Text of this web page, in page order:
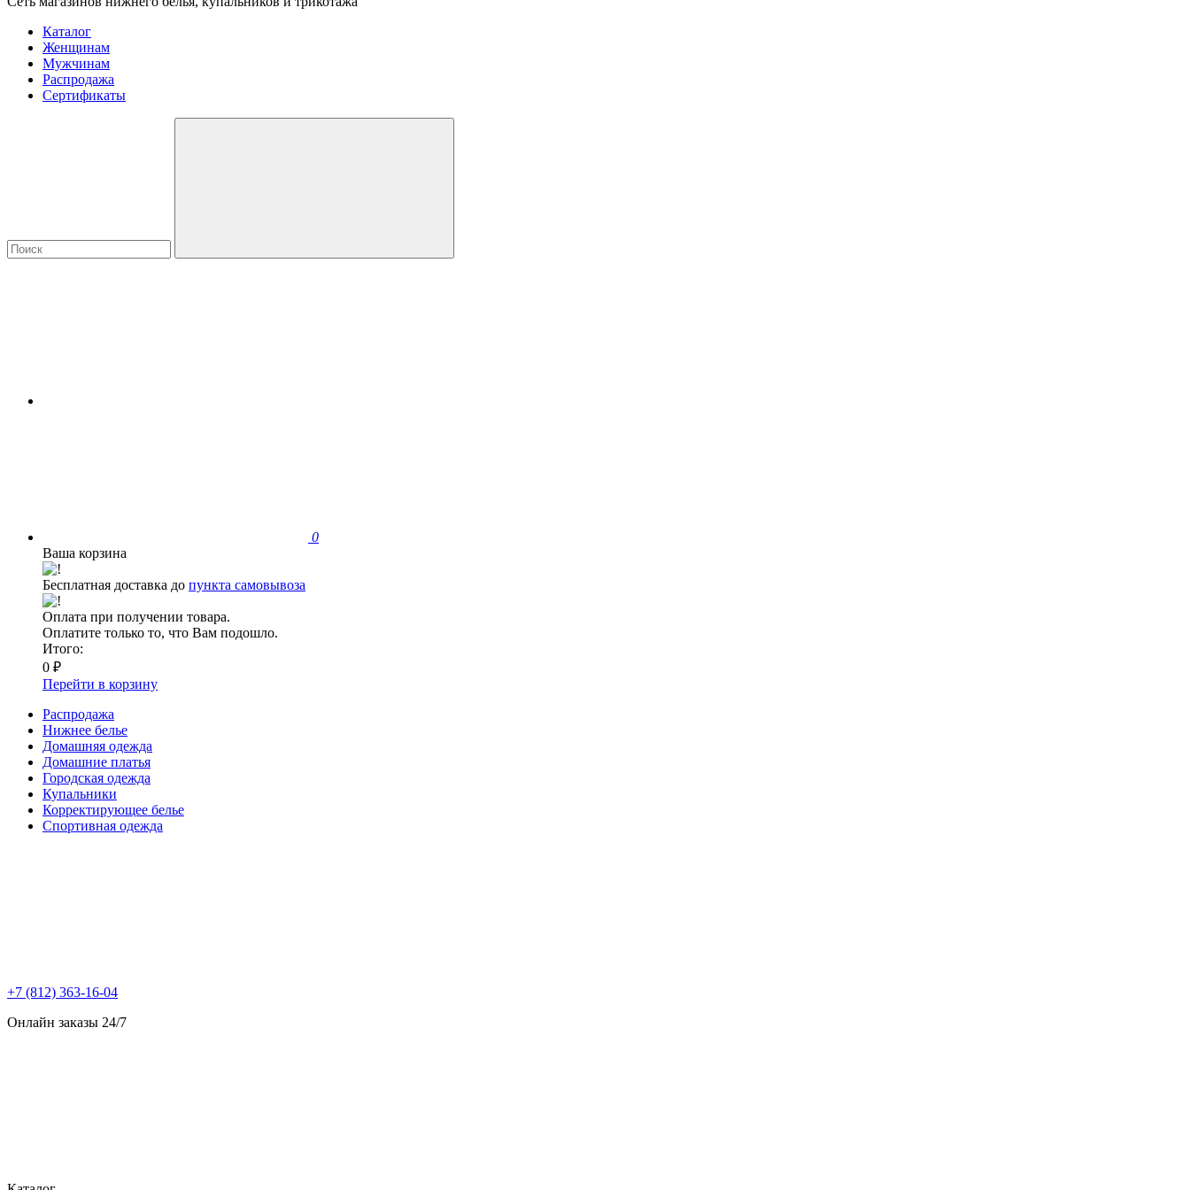
Каталог
Женщинам
Мужчинам
Распродажа
Сертификаты
0
Ваша корзина
Бесплатная доставка до пункта самовывоза
Оплата при получении товара.
Оплатите только то, что Вам подошло.
Итого:
0 ₽
Перейти в корзину
Распродажа
Нижнее белье
Домашняя одежда
Домашние платья
Городская одежда
Купальники
Корректирующее белье
Спортивная одежда
+7 (812) 363-16-04
Онлайн заказы 24/7